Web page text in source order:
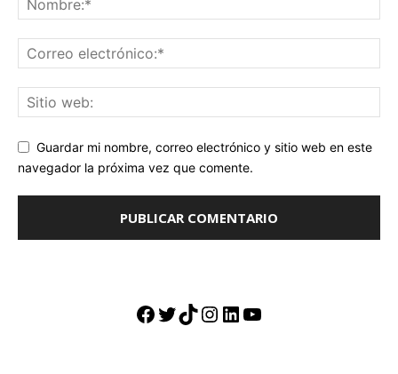
Guardar mi nombre, correo electrónico y sitio web en este
navegador la próxima vez que comente.
Facebook
Twitter
TikTok
Instagram
LinkedIn
YouTube